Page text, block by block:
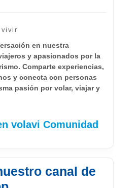
vivir
en nuestra
y apasionados por la
Comparte experiencias,
y conecta con personas
pasión por volar, viajar y
volavi Comunidad
canal de